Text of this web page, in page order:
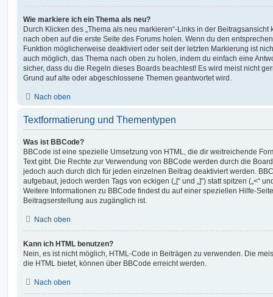
Wie markiere ich ein Thema als neu?
Durch Klicken des „Thema als neu markieren“-Links in der
nach oben auf die erste Seite des Forums holen. Wenn du den
Funktion möglicherweise deaktiviert oder seit der letzten Markierung ist
auch möglich, das Thema nach oben zu holen, indem du einfach eine
sicher, dass du die Regeln dieses Boards beachtest! Es wird meist nicht
Grund auf alte oder abgeschlossene Themen geantwortet wird.
Nach oben
Textformatierung und Thementypen
Was ist BBCode?
BBCode ist eine spezielle Umsetzung von HTML, die dir weitreichende
Text gibt. Die Rechte zur Verwendung von BBCode werden durch die
jedoch auch durch dich für jeden einzelnen Beitrag deaktiviert werden.
aufgebaut, jedoch werden Tags von eckigen („[“ und „]“) statt spitzen („<“
Weitere Informationen zu BBCode findest du auf einer speziellen Hilfe-
Beitragserstellung aus zugänglich ist.
Nach oben
Kann ich HTML benutzen?
Nein, es ist nicht möglich, HTML-Code in Beiträgen zu verwenden. Die
die HTML bietet, können über BBCode erreicht werden.
Nach oben